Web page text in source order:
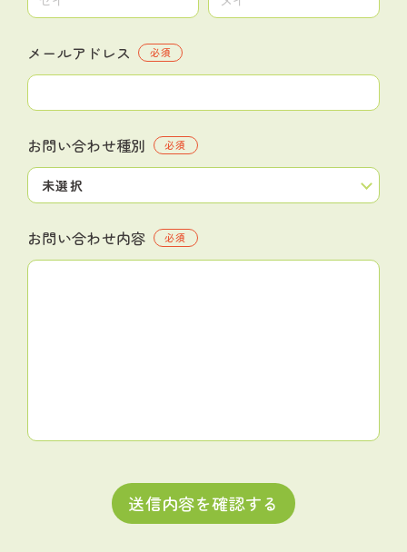
メールアドレス 必須
お問い合わせ種別 必須
お問い合わせ内容 必須
送信内容を確認する